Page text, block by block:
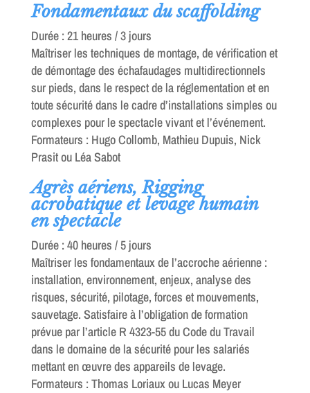
Fondamentaux du scaffolding
Durée : 21 heures / 3 jours
Maîtriser les techniques de montage, de vérification et
de démontage des échafaudages multidirectionnels
sur pieds, dans le respect de la réglementation et en
toute sécurité dans le cadre d’installations simples ou
complexes pour le spectacle vivant et l’événement.
Formateurs : Hugo Collomb, Mathieu Dupuis, Nick
Prasit ou Léa Sabot
Agrès aériens, Rigging
acrobatique et levage humain
en spectacle
Durée : 40 heures / 5 jours
Maîtriser les fondamentaux de l’accroche aérienne :
installation, environnement, enjeux, analyse des
risques, sécurité, pilotage, forces et mouvements,
sauvetage. Satisfaire à l’obligation de formation
prévue par l’article R 4323-55 du Code du Travail
dans le domaine de la sécurité pour les salariés
mettant en œuvre des appareils de levage.
Formateurs : Thomas Loriaux ou Lucas Meyer